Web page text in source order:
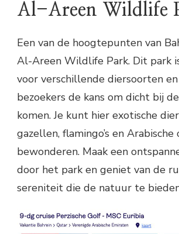
Al-Areen Wildlife
Een van de hoogtepunten van
Al-Areen Wildlife Park. Dit park
voor verschillende diersoorten
bezoekers de kans om dicht bij
komen. Je kunt hier exotische
gazellen, flamingo’s en Arabische
bewonderen. Maak een
door het park en geniet van de
sereniteit die de natuur te